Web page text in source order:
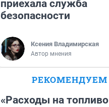
приехала служба
безопасности
Ксения Владимирская
Автор мнения
РЕКОМЕНДУЕМ
«Расходы на топливо